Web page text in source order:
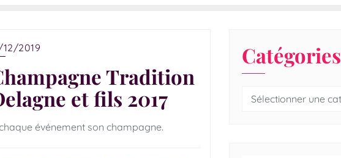
12/2019
Tradition
et fils 2017
événement son champagne.
Catégories